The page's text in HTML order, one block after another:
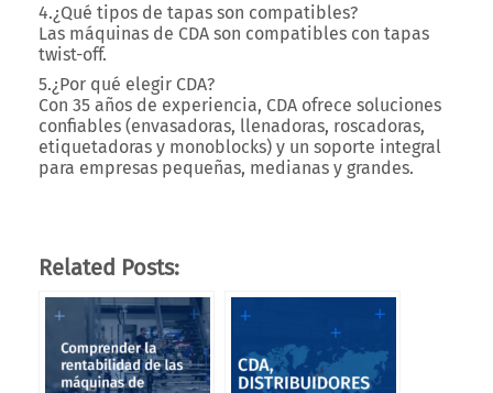
4.¿Qué tipos de tapas son compatibles?
Las máquinas de CDA son compatibles con tapas
twist-off.
5.¿Por qué elegir CDA?
Con 35 años de experiencia, CDA ofrece soluciones
confiables (envasadoras, llenadoras, roscadoras,
etiquetadoras y monoblocks) y un soporte integral
para empresas pequeñas, medianas y grandes.
Related Posts: